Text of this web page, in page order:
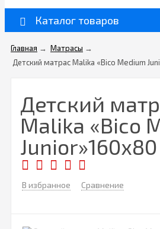
Каталог товаров
Главная → Матрасы →
Детский матрас Malika «Bico Medium
Детский
Malika «Bico
В избранное Сравнение